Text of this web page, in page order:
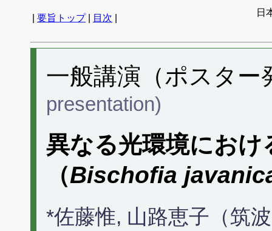
要旨トップ| 目次
日
一般講演（ポスタ
presentation)
異なる光環境におけ
（Bischofia
*佐藤惟, 山路恵子（筑